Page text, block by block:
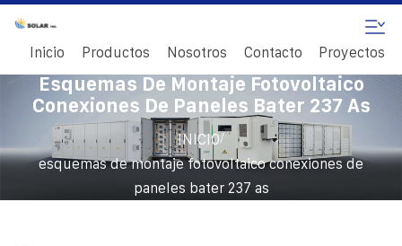
Inicio Productos Nosotros Contacto Proyectos
Esquemas De Montaje Fotovoltaico
Conexiones De Paneles Bater 237 As
INICIO/
esquemas de montaje fotovoltaico conexiones de
paneles bater 237 as